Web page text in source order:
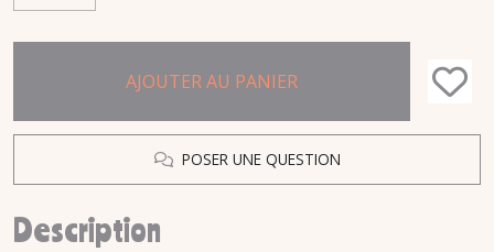
AJOUTER AU PANIER
POSER UNE QUESTION
Description